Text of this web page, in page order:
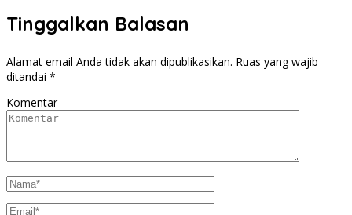
Tinggalkan Balasan
Alamat email Anda tidak akan dipublikasikan. Ruas yang wajib
ditandai *
Komentar